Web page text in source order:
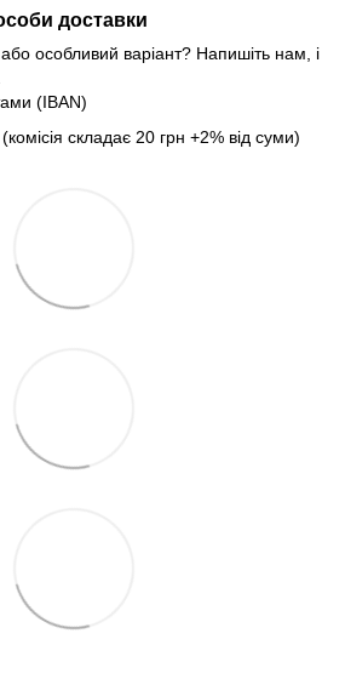
доставки
особливий варіант? Напишіть нам, і
(IBAN)
складає 20 грн +2% від суми)